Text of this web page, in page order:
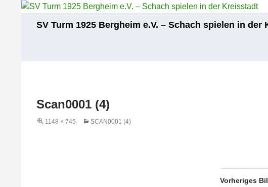
SV Turm 1925 Bergheim e.V. – Schach spielen in der
Scan0001 (4)
1148 × 745 SCAN0001 (4)
Vorheriges